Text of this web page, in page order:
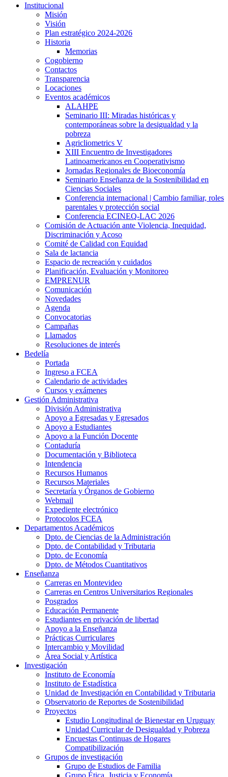
Institucional
Misión
Visión
Plan estratégico 2024-2026
Historia
Memorias
Cogobierno
Contactos
Transparencia
Locaciones
Eventos académicos
ALAHPE
Seminario III: Miradas históricas y
contemporáneas sobre la desigualdad y la
pobreza
Agricliometrics V
XIII Encuentro de Investigadores
Latinoamericanos en Cooperativismo
Jornadas Regionales de Bioeconomía
Seminario Enseñanza de la Sostenibilidad en
Ciencias Sociales
Conferencia internacional | Cambio familiar, roles
parentales y protección social
Conferencia ECINEQ-LAC 2026
Comisión de Actuación ante Violencia, Inequidad,
Discriminación y Acoso
Comité de Calidad con Equidad
Sala de lactancia
Espacio de recreación y cuidados
Planificación, Evaluación y Monitoreo
EMPRENUR
Comunicación
Novedades
Agenda
Convocatorias
Campañas
Llamados
Resoluciones de interés
Bedelía
Portada
Ingreso a FCEA
Calendario de actividades
Cursos y exámenes
Gestión Administrativa
División Administrativa
Apoyo a Egresadas y Egresados
Apoyo a Estudiantes
Apoyo a la Función Docente
Contaduría
Documentación y Biblioteca
Intendencia
Recursos Humanos
Recursos Materiales
Secretaría y Órganos de Gobierno
Webmail
Expediente electrónico
Protocolos FCEA
Departamentos Académicos
Dpto. de Ciencias de la Administración
Dpto. de Contabilidad y Tributaria
Dpto. de Economía
Dpto. de Métodos Cuantitativos
Enseñanza
Carreras en Montevideo
Carreras en Centros Universitarios Regionales
Posgrados
Educación Permanente
Estudiantes en privación de libertad
Apoyo a la Enseñanza
Prácticas Curriculares
Intercambio y Movilidad
Área Social y Artística
Investigación
Instituto de Economía
Instituto de Estadística
Unidad de Investigación en Contabilidad y Tributaria
Observatorio de Reportes de Sostenibilidad
Proyectos
Estudio Longitudinal de Bienestar en Uruguay
Unidad Curricular de Desigualdad y Pobreza
Encuestas Continuas de Hogares
Compatibilización
Grupos de investigación
Grupo de Estudios de Familia
Grupo Ética, Justicia y Economía